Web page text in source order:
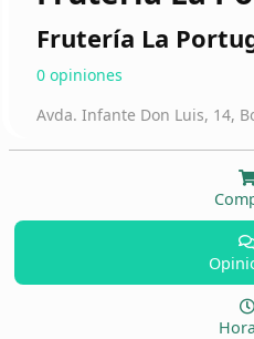
Frutería La
0 opiniones
Avda. Infante Don Luis, 14,